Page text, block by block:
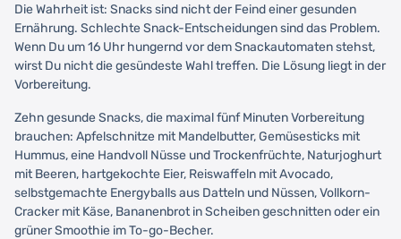
Die Wahrheit ist: Snacks sind nicht der Feind einer gesunden
Ernährung. Schlechte Snack-Entscheidungen sind das Problem.
Wenn Du um 16 Uhr hungernd vor dem Snackautomaten stehst,
wirst Du nicht die gesündeste Wahl treffen. Die Lösung liegt in der
Vorbereitung.
Zehn gesunde Snacks, die maximal fünf Minuten Vorbereitung
brauchen: Apfelschnitze mit Mandelbutter, Gemüsesticks mit
Hummus, eine Handvoll Nüsse und Trockenfrüchte, Naturjoghurt
mit Beeren, hartgekochte Eier, Reiswaffeln mit Avocado,
selbstgemachte Energyballs aus Datteln und Nüssen, Vollkorn-
Cracker mit Käse, Bananenbrot in Scheiben geschnitten oder ein
grüner Smoothie im To-go-Becher.